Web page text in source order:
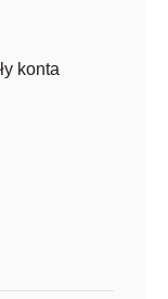
konta